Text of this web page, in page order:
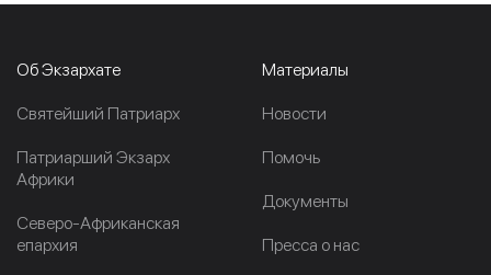
Об Экзархате
Cвятейший Патриарх
Патриарший Экзарх
Африки
Северо-Африканская
епархия
Материалы
Новости
Помочь
Документы
Пресса о нас